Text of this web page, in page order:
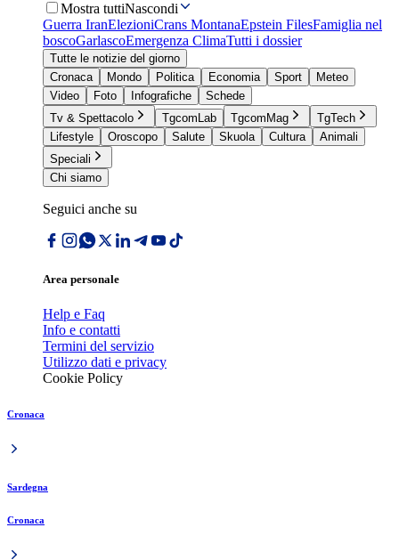
Mostra tuttiNascondi
Guerra IranElezioniCrans MontanaEpstein FilesFamiglia nel
boscoGarlascoEmergenza ClimaTutti i dossier
Tutte le notizie del giorno
Cronaca
Mondo Politica Economia Sport
Meteo
Video
Foto Infografiche
Schede
Tv & Spettacolo
TgcomLab TgcomMag
TgTech
Lifestyle
Oroscopo Salute Skuola Cultura
Animali
Speciali
Chi siamo
Seguici anche su
Area personale
Help e Faq
Info e contatti
Termini del servizio
Utilizzo dati e privacy
Cookie Policy
Cronaca
Sardegna
Cronaca